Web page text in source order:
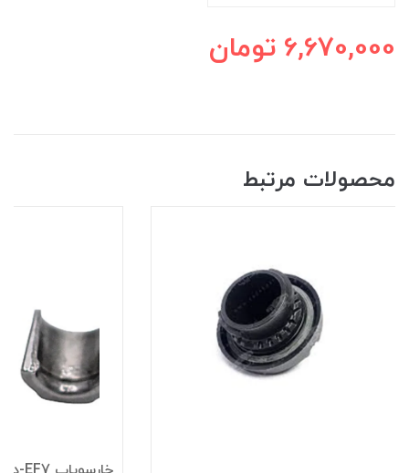
6,670,000 تومان
محصولات مرتبط